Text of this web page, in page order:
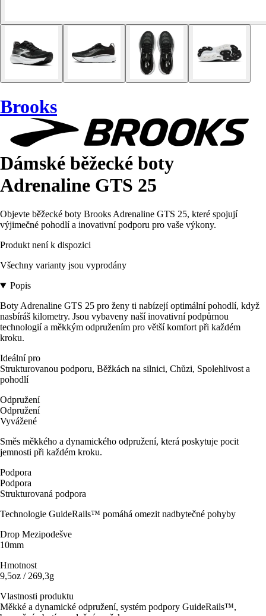
Brooks
Dámské běžecké boty
Adrenaline GTS 25
Objevte běžecké boty Brooks Adrenaline GTS 25, které spojují
výjimečné pohodlí a inovativní podporu pro vaše výkony.
Produkt není k dispozici
Všechny varianty jsou vyprodány
Popis
Boty Adrenaline GTS 25 pro ženy ti nabízejí optimální pohodlí, když
nasbíráš kilometry. Jsou vybaveny naší inovativní podpůrnou
technologií a měkkým odpružením pro větší komfort při každém
kroku.
Ideální pro
Strukturovanou podporu, Běžkách na silnici, Chůzi, Spolehlivost a
pohodlí
Odpružení
Odpružení
Vyvážené
Směs měkkého a dynamického odpružení, která poskytuje pocit
jemnosti při každém kroku.
Podpora
Podpora
Strukturovaná podpora
Technologie GuideRails™ pomáhá omezit nadbytečné pohyby
Drop Mezipodešve
10mm
Hmotnost
9,5oz / 269,3g
Vlastnosti produktu
Měkké a dynamické odpružení, systém podpory GuideRails™,